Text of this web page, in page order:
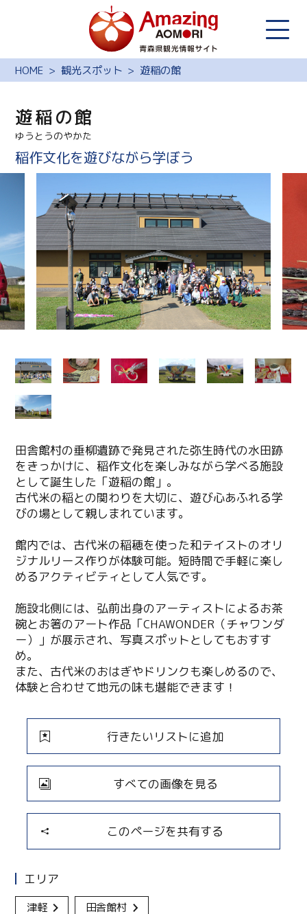
HOME 観光スポット 遊稲の館
遊稲の館
ゆうとうのやかた
稲作文化を遊びながら学ぼう
田舎館村の垂柳遺跡で発見された弥生時代の水田跡
をきっかけに、稲作文化を楽しみながら学べる施設
として誕生した「遊稲の館」。
古代米の稲との関わりを大切に、遊び心あふれる学
びの場として親しまれています。
館内では、古代米の稲穂を使った和テイストのオリ
ジナルリース作りが体験可能。短時間で手軽に楽し
めるアクティビティとして人気です。
施設北側には、弘前出身のアーティストによるお茶
碗とお箸のアート作品「CHAWONDER（チャワンダ
ー）」が展示され、写真スポットとしてもおすす
め。
また、古代米のおはぎやドリンクも楽しめるので、
体験と合わせて地元の味も堪能できます！
行きたいリストに追加
すべての画像を見る
このページを共有する
エリア
津軽 田舎館村